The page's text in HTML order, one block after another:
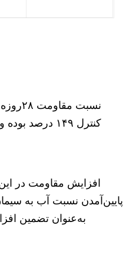
نسبت
افزایش مقاومت در
پایین‌آمدن نسبت آب به سیمان
به‌عنوان تضمین